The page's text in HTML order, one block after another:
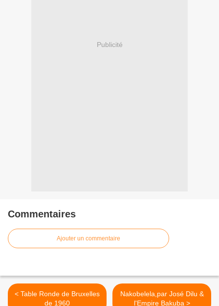
Publicité
Commentaires
Ajouter un commentaire
< Table Ronde de Bruxelles
de 1960
Nakobelela,par José Dilu &
l'Empire Bakuba >